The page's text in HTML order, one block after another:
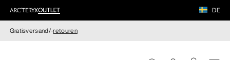
DE
Gratisversand/-retouren